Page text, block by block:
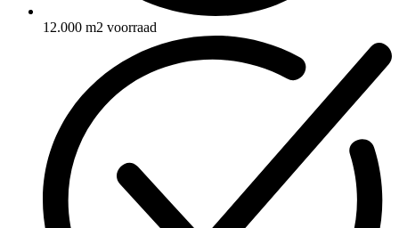
12.000 m2 voorraad